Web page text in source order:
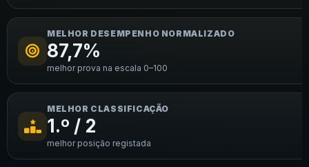
MELHOR DESEMPENHO NORMALIZADO
87,7%
melhor prova na escala 0–100
MELHOR CLASSIFICAÇÃO
1.º / 2
melhor posição registada